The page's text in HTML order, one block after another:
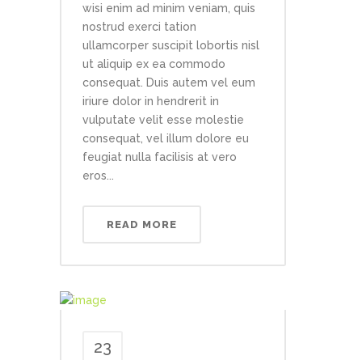
wisi enim ad minim veniam, quis
nostrud exerci tation
ullamcorper suscipit lobortis nisl
ut aliquip ex ea commodo
consequat. Duis autem vel eum
iriure dolor in hendrerit in
vulputate velit esse molestie
consequat, vel illum dolore eu
feugiat nulla facilisis at vero
eros...
READ MORE
23